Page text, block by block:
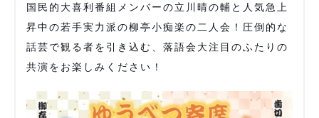
国民的大喜利番組メンバーの立川晴の輔と人気急上
昇中の若手実力派の柳亭小痴楽の二人会！圧倒的な
話芸で観る者を引き込む、落語会大注目のふたりの
共演をお楽しみください！